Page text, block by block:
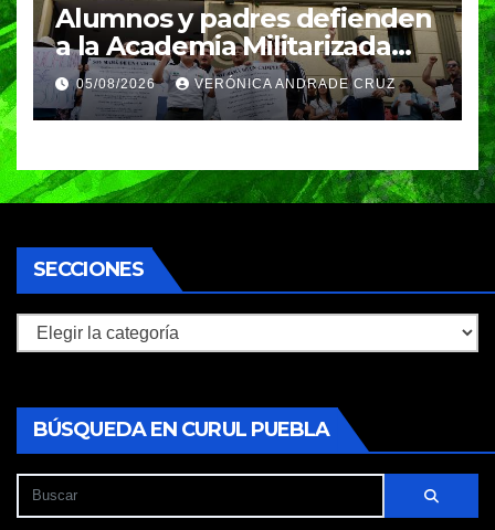
Alumnos y padres defienden
a la Academia Militarizada
Ignacio Zaragoza en Puebla;
piden a la SEP no cerrar el
plantel
05/08/2026 VERÓNICA ANDRADE CRUZ
SECCIONES
Secciones
BÚSQUEDA EN CURUL PUEBLA